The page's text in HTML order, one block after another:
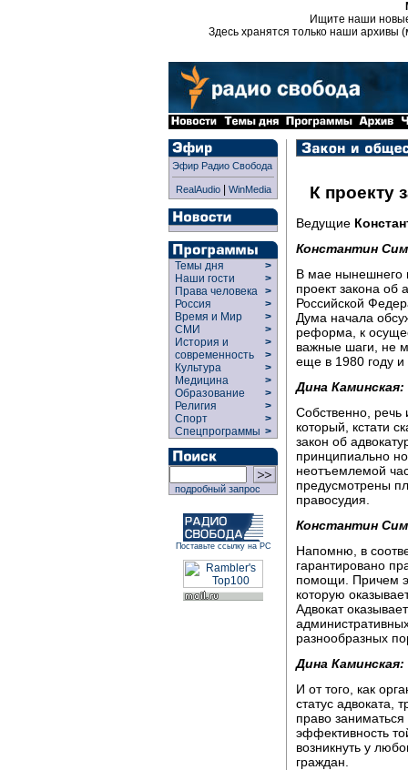
Ищите наши
Здесь хранятся только наши архивы
Эфир Радио Свобода
RealAudio| WinMedia
Темы дня
>
Наши гости
>
Права человека >
Россия
>
Время и Мир
>
СМИ
>
История и
современность
>
>
Культура
>
Медицина
>
Образование
>
Религия
>
Спорт
>
Спецпрограммы >
подробный запрос
Поставьте ссылку на РС
К проекту
Ведущие
Константин
В мае нынешнего
проект закона об
Российской
Дума начала
реформа, к
важные шаги, не
еще в 1980 году и
Дина Каминская:
Собственно, речь
который, кстати
закон об
принципиально
неотъемлемой
предусмотрены
правосудия.
Константин
Напомню, в
гарантировано
помощи. Причем
которую
Адвокат
разнообразных
Дина Каминская:
И от того, как
статус адвоката,
право заниматься
эффективность
возникнуть у
граждан.